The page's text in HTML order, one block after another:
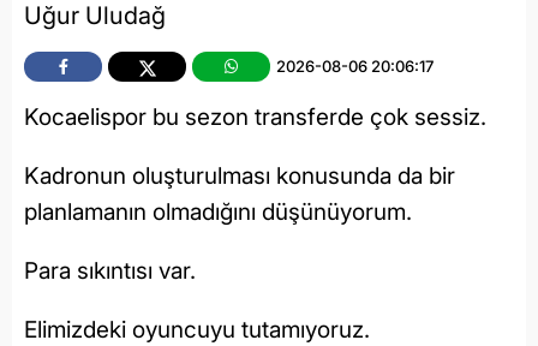
Uğur Uludağ
2026-08-06 20:06:17
Kocaelispor bu sezon transferde çok sessiz.
Kadronun oluşturulması konusunda da bir
planlamanın olmadığını düşünüyorum.
Para sıkıntısı var.
Elimizdeki oyuncuyu tutamıyoruz.